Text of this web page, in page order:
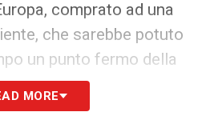
comprato ad una
che sarebbe potuto
un punto fermo della
dalla cui cessione
una ricca plusvalenza.
MORE